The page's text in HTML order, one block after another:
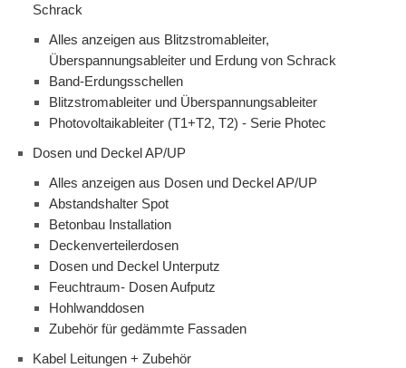
Schrack
Alles anzeigen aus Blitzstromableiter,
Überspannungsableiter und Erdung von Schrack
Band-Erdungsschellen
Blitzstromableiter und Überspannungsableiter
Photovoltaikableiter (T1+T2, T2) - Serie Photec
Dosen und Deckel AP/UP
Alles anzeigen aus Dosen und Deckel AP/UP
Abstandshalter Spot
Betonbau Installation
Deckenverteilerdosen
Dosen und Deckel Unterputz
Feuchtraum- Dosen Aufputz
Hohlwanddosen
Zubehör für gedämmte Fassaden
Kabel Leitungen + Zubehör